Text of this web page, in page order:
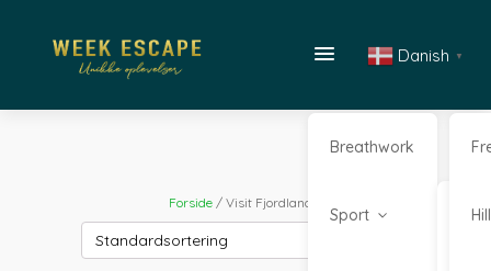
Breathwork
Sport
Danish ▼
Forside/ Visit Fjordlandet